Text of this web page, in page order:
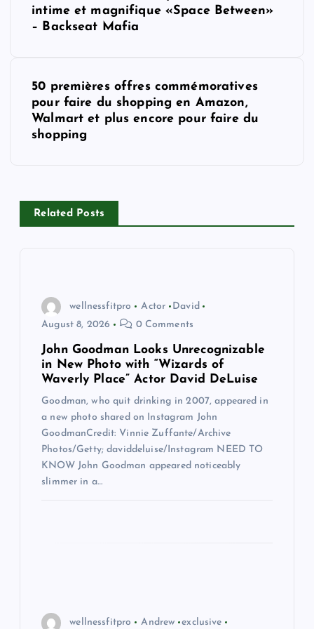
intime et magnifique «Space Between»
– Backseat Mafia
50 premières offres commémoratives
pour faire du shopping en Amazon,
Walmart et plus encore pour faire du
shopping
Related Posts
wellnessfitpro Actor
David
August 8, 2026
0 Comments
John Goodman Looks Unrecognizable
in New Photo with “Wizards of
Waverly Place” Actor David DeLuise
Goodman, who quit drinking in 2007, appeared in
a new photo shared on Instagram John
GoodmanCredit: Vinnie Zuffante/Archive
Photos/Getty; daviddeluise/Instagram NEED TO
KNOW John Goodman appeared noticeably
slimmer in a…
wellnessfitpro Andrew
exclusive